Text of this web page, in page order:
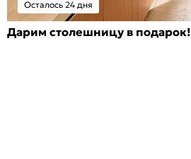
Осталось 24 дня
Дарим столешницу в подарок!